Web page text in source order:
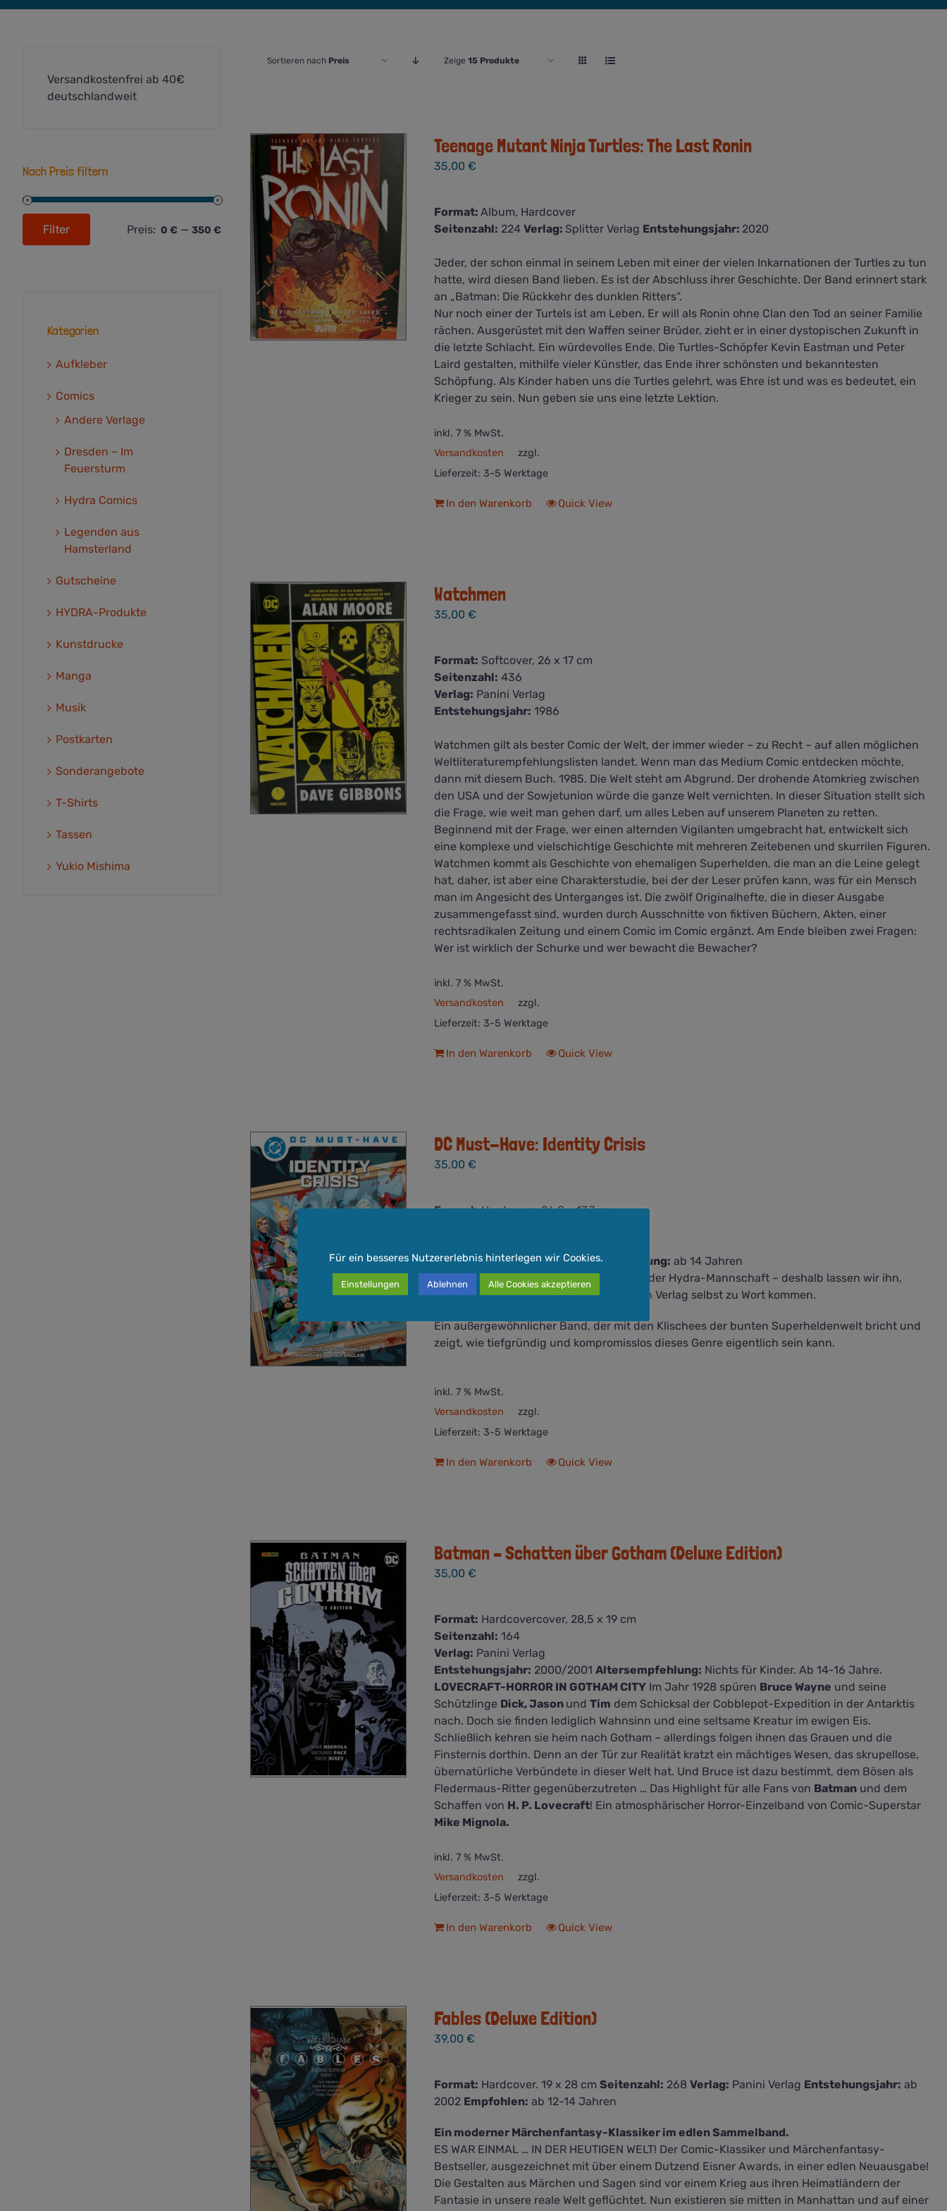
Sortieren nach Preis Zeige 15 Produkte
Teenage Mutant Ninja Turtles: The Last Ronin
35,00 €
Format: Album, Hardcover
Seitenzahl: 224 Verlag: Splitter Verlag Entstehungsjahr: 2020
Jeder, der schon einmal in seinem Leben mit einer der vielen Inkarnationen der Turtles zu tun
hatte, wird diesen Band lieben. Es ist der Abschluss ihrer Geschichte. Der Band erinnert stark
an „Batman: Die Rückkehr des dunklen Ritters“.
Nur noch einer der Turtels ist am Leben. Er will als Ronin ohne Clan den Tod an seiner Familie
rächen. Ausgerüstet mit den Waffen seiner Brüder, zieht er in einer dystopischen Zukunft in
die letzte Schlacht. Ein würdevolles Ende. Die Turtles-Schöpfer Kevin Eastman und Peter
Laird gestalten, mithilfe vieler Künstler, das Ende ihrer schönsten und bekanntesten
Schöpfung. Als Kinder haben uns die Turtles gelehrt, was Ehre ist und was es bedeutet, ein
Krieger zu sein. Nun geben sie uns eine letzte Lektion.
inkl. 7 % MwSt.
zzgl.
Versandkosten
Lieferzeit: 3-5 Werktage
In den Warenkorb Quick View
Watchmen
35,00 €
Format: Softcover, 26 x 17 cm
Seitenzahl: 436
Verlag: Panini Verlag
Entstehungsjahr: 1986
Watchmen gilt als bester Comic der Welt, der immer wieder – zu Recht – auf allen möglichen
Weltliteraturempfehlungslisten landet. Wenn man das Medium Comic entdecken möchte,
dann mit diesem Buch. 1985. Die Welt steht am Abgrund. Der drohende Atomkrieg zwischen
den USA und der Sowjetunion würde die ganze Welt vernichten. In dieser Situation stellt sich
die Frage, wie weit man gehen darf, um alles Leben auf unserem Planeten zu retten.
Beginnend mit der Frage, wer einen alternden Vigilanten umgebracht hat, entwickelt sich
eine komplexe und vielschichtige Geschichte mit mehreren Zeitebenen und skurrilen Figuren.
Watchmen kommt als Geschichte von ehemaligen Superhelden, die man an die Leine gelegt
hat, daher, ist aber eine Charakterstudie, bei der der Leser prüfen kann, was für ein Mensch
man im Angesicht des Unterganges ist. Die zwölf Originalhefte, die in dieser Ausgabe
zusammengefasst sind, wurden durch Ausschnitte von fiktiven Büchern, Akten, einer
rechtsradikalen Zeitung und einem Comic im Comic ergänzt. Am Ende bleiben zwei Fragen:
Wer ist wirklich der Schurke und wer bewacht die Bewacher?
inkl. 7 % MwSt.
zzgl.
Versandkosten
Lieferzeit: 3-5 Werktage
In den Warenkorb Quick View
DC Must-Have: Identity Crisis
35,00 €
Format:Hardcover, 26,8 x 17,7 cm
Entstehungsjahr:2004Altersempfehlung: ab 14 Jahren
Es ist der Lieblingscomic von Daniel aus der Hydra-Mannschaft – deshalb lassen wir ihn,
Micha den Hydra-Chef und natürlich den Verlag selbst zu Wort kommen.
Ein außergewöhnlicher Band, der mit den Klischees der bunten Superheldenwelt bricht und
zeigt, wie tiefgründig und kompromisslos dieses Genre eigentlich sein kann.
inkl. 7 % MwSt.
zzgl.
Versandkosten
Lieferzeit: 3-5 Werktage
In den Warenkorb Quick View
Batman – Schatten über Gotham (Deluxe Edition)
35,00 €
Format: Hardcovercover, 28,5 x 19 cm
Seitenzahl: 164
Verlag: Panini Verlag
Entstehungsjahr: 2000/2001 Altersempfehlung: Nichts für Kinder. Ab 14-16 Jahre.
LOVECRAFT-HORROR IN GOTHAM CITYIm Jahr 1928 spüren Bruce Wayne und seine
Schützlinge Dick, Jason und Tim dem Schicksal der Cobblepot-Expedition in der Antarktis
nach. Doch sie finden lediglich Wahnsinn und eine seltsame Kreatur im ewigen Eis.
Schließlich kehren sie heim nach Gotham – allerdings folgen ihnen das Grauen und die
Finsternis dorthin. Denn an der Tür zur Realität kratzt ein mächtiges Wesen, das skrupellose,
übernatürliche Verbündete in dieser Welt hat. Und Bruce ist dazu bestimmt, dem Bösen als
Fledermaus-Ritter gegenüberzutreten … Das Highlight für alle Fans von Batmanund dem
Schaffen von H. P. Lovecraft! Ein atmosphärischer Horror-Einzelband von Comic-Superstar
Mike Mignola.
inkl. 7 % MwSt.
zzgl.
Versandkosten
Lieferzeit: 3-5 Werktage
In den Warenkorb Quick View
Fables (Deluxe Edition)
39,00 €
Format: Hardcover. 19 x 28 cm Seitenzahl: 268 Verlag: Panini Verlag Entstehungsjahr: ab
2002 Empfohlen: ab 12-14 Jahren
Ein moderner Märchenfantasy-Klassiker im edlen Sammelband.
ES WAR EINMAL … IN DER HEUTIGEN WELT! Der Comic-Klassiker und Märchenfantasy-
Bestseller, ausgezeichnet mit über einem Dutzend Eisner Awards, in einer edlen Neuausgabe!
Die Gestalten aus Märchen und Sagen sind vor einem Krieg aus ihren Heimatländern der
Fantasie in unsere reale Welt geflüchtet. Nun existieren sie mitten in Manhattan und auf einer
Versandkostenfrei ab 40€
deutschlandweit
Nach Preis filtern
Max.
Filter Preis: 0 €— 350 €
Kategorien
Aufkleber
Comics
Andere Verlage
Dresden – Im
Feuersturm
Hydra Comics
Legenden aus
Hamsterland
Gutscheine
HYDRA-Produkte
Kunstdrucke
Manga
Musik
Postkarten
Sonderangebote
T-Shirts
Tassen
Yukio Mishima
Für ein besseres Nutzererlebnis hinterlegen wir Cookies.
Einstellungen Ablehnen Alle Cookies akzeptieren